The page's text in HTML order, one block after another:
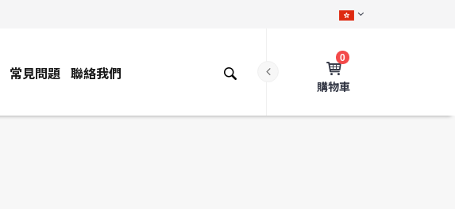
0
購物車
常見問題 聯絡我們